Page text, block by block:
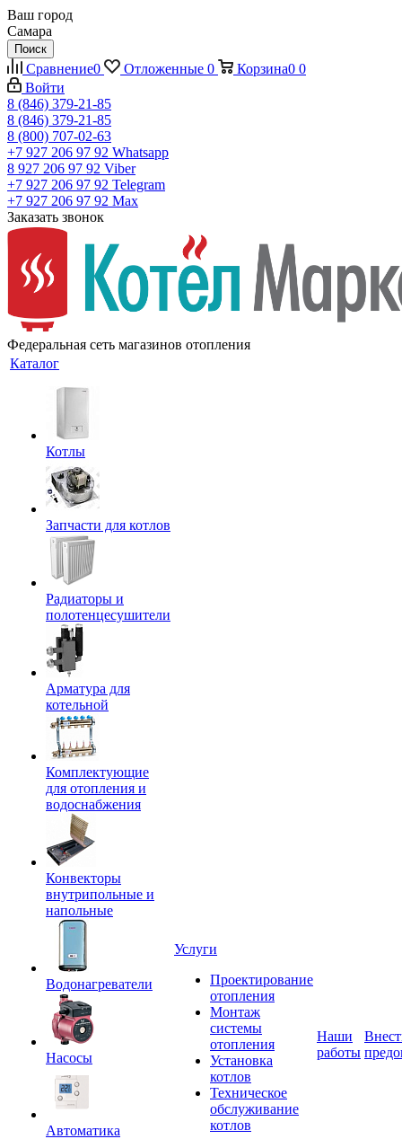
Ваш город
Самара
Поиск
Сравнение0 Отложенные 0 Корзина0 0
Войти
8 (846) 379-21-85
8 (846) 379-21-85
8 (800) 707-02-63
+7 927 206 97 92 Whatsapp
8 927 206 97 92 Viber
+7 927 206 97 92 Telegram
+7 927 206 97 92 Max
Заказать звонок
Федеральная сеть магазинов отопления
Каталог
Котлы
Запчасти для котлов
Радиаторы и
полотенцесушители
Арматура для
котельной
Комплектующие
для отопления и
водоснабжения
Конвекторы
внутрипольные и
напольные
Водонагреватели
Насосы
Автоматика
Услуги
Проектирование
отопления
Монтаж
системы
отопления
Установка
котлов
Техническое
обслуживание
котлов
Наши
работы